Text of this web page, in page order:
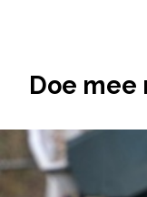
Doe